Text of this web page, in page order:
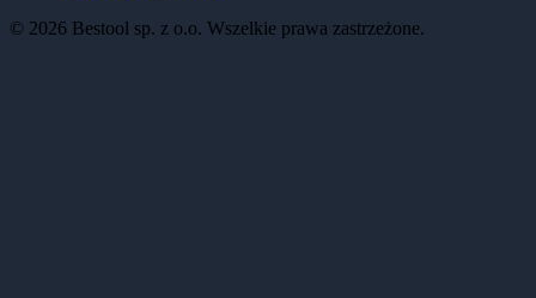
© 2026 Bestool sp. z o.o. Wszelkie prawa zastrzeżone.